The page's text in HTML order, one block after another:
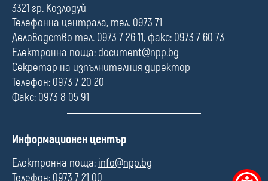
л
е
3321 гр. Козлодуй
Телефонна централа, тел. 0973 71
Деловодство тел. 0973 7 26 11, факс: 0973 7 60 73
Електронна поща: document@npp.bg
Секретар на изпълнителния директор
Телефон: 0973 7 20 20
Факс: 0973 8 05 91
П
л
е
Информационен център
Електронна поща: info@npp.bg